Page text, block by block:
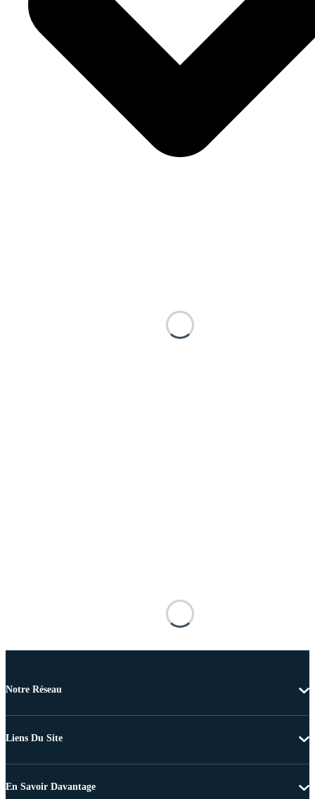
Notre Réseau
Liens Du Site
En Savoir Davantage